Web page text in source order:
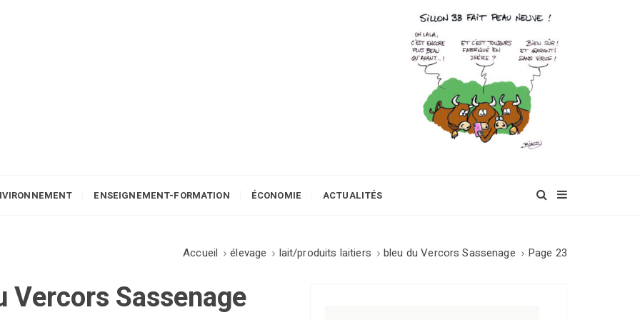
ENSEIGNEMENT-FORMATION ÉCONOMIE ACTUALITÉS
Accueil élevage lait/produits laitiers bleu du Vercors Sassenage Page 23
Vercors Sassenage